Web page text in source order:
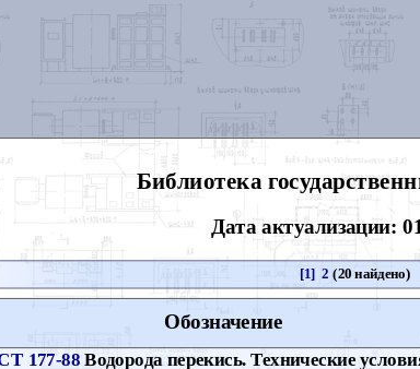
Библиотека
Дата актуализации:
[1] 2 (20 найдено)
Обозначение
177-88Водорода перекись. Технические